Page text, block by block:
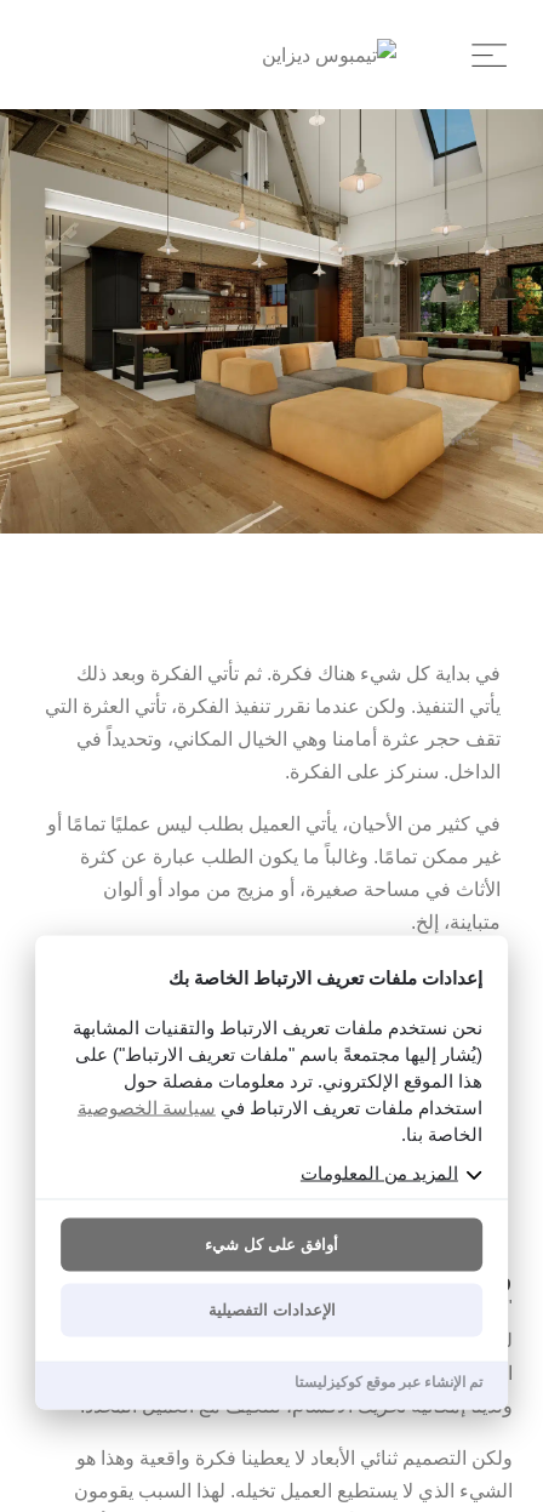
في بداية كل شيء هناك فكرة. ثم تأتي الفكرة وبعد ذلك
يأتي التنفيذ. ولكن عندما نقرر تنفيذ الفكرة، تأتي العثرة التي
تقف حجر عثرة أمامنا وهي الخيال المكاني، وتحديداً في
الداخل. سنركز على الفكرة.
في كثير من الأحيان، يأتي العميل بطلب ليس عمليًا تمامًا أو
غير ممكن تمامًا. وغالباً ما يكون الطلب عبارة عن كثرة
الأثاث في مساحة صغيرة، أو مزيج من مواد أو ألوان
متباينة، إلخ.
وهنا يأتي دور مصمم الديكور الداخلي، الذي لا يتعين عليه
لمساحة المعيشة، ولكن من المهم جداً أيضاً معرفة المواد
والأرضيات وبناء الجدران أو تكنولوجيا تصنيع الأثاث، والتي
تشكل جميعها وحدة واحدة. لذا فإن الأمر لا يتعلق فقط
بممارسة التصميم، ولكن أيضًا بالتنفيذ الفعلي. غالبًا ما تكون
نتيجة هذه الاجتماعات تصميمًا في برامج خاصة، مما يساعد
والمواد المذكورة أعلاه.
وكيف يعمل هذا الاقتراح بالضبط؟
"نتعمد في الاستوديو الخاص بنا استخدام عدة برامج مختلفة
لتحقيق أفضل النتائج وأكثرها واقعية. علينا أولاً أن نتخيل
التصميم في برنامج ثنائي الأبعاد حيث يمكننا التلاعب بالكتلة،
ولدينا إمكانية تحريك الأقسام، للتكيف مع العميل المحدد.
ولكن التصميم ثنائي الأبعاد لا يعطينا فكرة واقعية وهذا هو
الشيء الذي لا يستطيع العميل تخيله. لهذا السبب يقومون
إعدادات ملفات تعريف الارتباط الخاصة بك
نحن نستخدم ملفات تعريف الارتباط والتقنيات المشابهة
(يُشار إليها مجتمعةً باسم "ملفات تعريف الارتباط") على
هذا الموقع الإلكتروني. ترد معلومات مفصلة حول
استخدام ملفات تعريف الارتباط في سياسة الخصوصية
الخاصة بنا.
المزيد من المعلومات
أوافق على كل شيء
الإعدادات التفصيلية
تم الإنشاء عبر موقع كوكيزليستا